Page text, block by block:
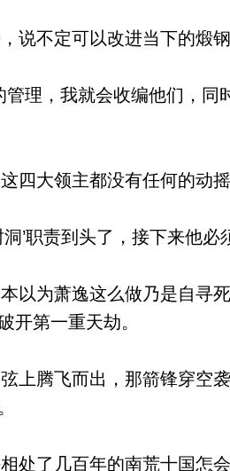
不定可以改进当下的煅
理，我就会收编他们，同
大领主都没有任何的动摇
职责到头了，接下来他必
以为萧逸这么做乃是自寻
开第一重天劫。
上腾飞而出，那箭锋穿空
处了几百年的南荒十国怎